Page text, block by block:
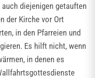
diejenigen getauften
der Kirche vor Ort
in den Pfarreien und
Es hilft nicht, wenn
in denen es